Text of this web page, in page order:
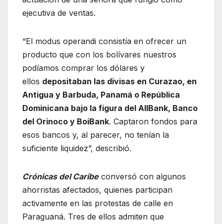
ejecutiva de ventas.
“El modus operandi consistía en ofrecer un
producto que con los bolívares nuestros
podíamos comprar los dólares y
ellos depositaban las divisas en Curazao, en
Antigua y Barbuda, Panamá o República
Dominicana bajo la figura del AllBank, Banco
del Orinoco y BoiBank. Captaron fondos para
esos bancos y, al parecer, no tenían la
suficiente liquidez”, describió.
Crónicas del Caribeconversó con algunos
ahorristas afectados, quienes participan
activamente en las protestas de calle en
Paraguaná. Tres de ellos admiten que